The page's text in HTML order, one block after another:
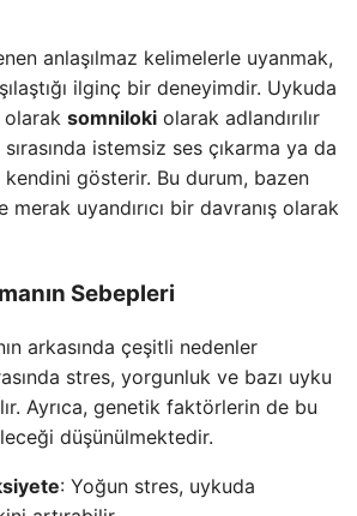
anlaşılmaz kelimelerle uyanmak,
ilginç bir deneyimdir. Uykuda
olarak somniloki olarak adlandırılır
istemsiz ses çıkarma ya da
gösterir. Bu durum, bazen
uyandırıcı bir davranış olarak
Sebepleri
arkasında çeşitli nedenler
stres, yorgunluk ve bazı uyku
Ayrıca, genetik faktörlerin de bu
düşünülmektedir.
: Yoğun stres, uykuda